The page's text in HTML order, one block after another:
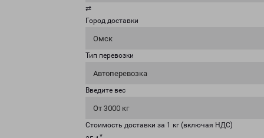
⇄
Город доставки
Омск
Тип перевозки
Автоперевозка
Введите вес
От 3000 кг
Стоимость доставки за 1 кг (включая НДС)
*